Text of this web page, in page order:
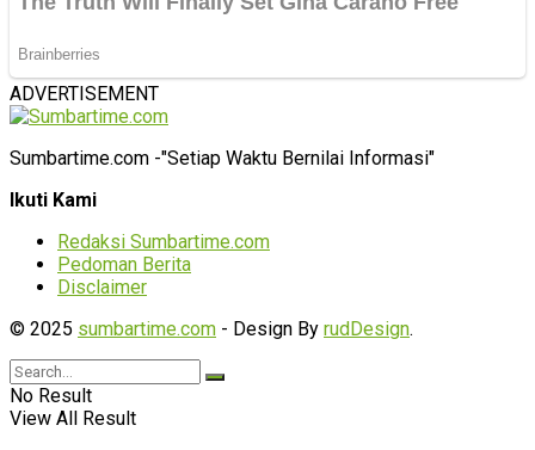
ADVERTISEMENT
Sumbartime.com -"Setiap Waktu Bernilai Informasi"
Ikuti Kami
Redaksi Sumbartime.com
Pedoman Berita
Disclaimer
© 2025 sumbartime.com - Design By rudDesign.
No Result
View All Result